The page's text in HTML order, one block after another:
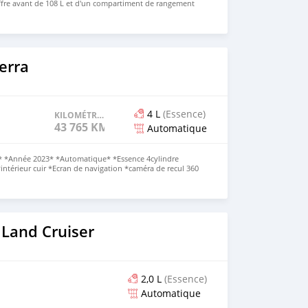
avant de 108 L et d'un compartiment de rangement
doté de série d'un système de conduite intelligente
haut de gamme peuvent être équipées en option d'un
+ 12 capteurs à ultrasons + 3 radars à ondes
KILOMÉTRAGE
43 765 KM
4 L (Essence)
Automatique
*Année 2023* *Automatique* *Essence 4cylindre
cuir *Ecran de navigation *caméra de recul 360
et assurance BT *deja dédouaner* Prix : 25 million
92 89 92 24 #market228 #GMC #GMCSierra
Cruiser
2,0 L (Essence)
Automatique